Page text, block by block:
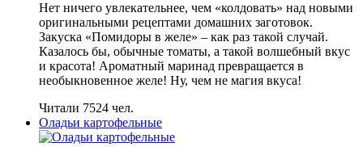
Нет ничего увлекательнее, чем «колдовать» над новыми
оригинальными рецептами домашних заготовок.
Закуска «Помидоры в желе» – как раз такой случай.
Казалось бы, обычные томаты, а такой волшебный вкус
и красота! Ароматный маринад превращается в
необыкновенное желе! Ну, чем не магия вкуса!
Читали 7524 чел.
Оладьи картофельные